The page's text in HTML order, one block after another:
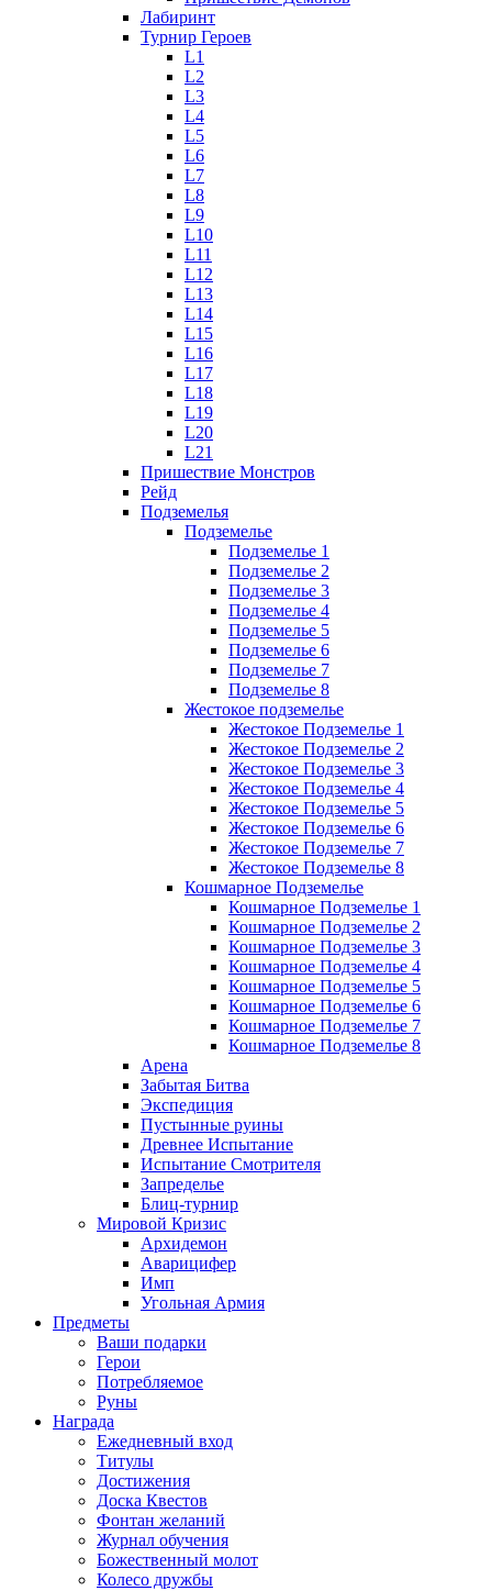
Лабиринт
Турнир Героев
L1
L2
L3
L4
L5
L6
L7
L8
L9
L10
L11
L12
L13
L14
L15
L16
L17
L18
L19
L20
L21
Пришествие Монстров
Рейд
Подземелья
Подземелье
Подземелье 1
Подземелье 2
Подземелье 3
Подземелье 4
Подземелье 5
Подземелье 6
Подземелье 7
Подземелье 8
Жестокое подземелье
Жестокое Подземелье 1
Жестокое Подземелье 2
Жестокое Подземелье 3
Жестокое Подземелье 4
Жестокое Подземелье 5
Жестокое Подземелье 6
Жестокое Подземелье 7
Жестокое Подземелье 8
Кошмарное Подземелье
Кошмарное Подземелье 1
Кошмарное Подземелье 2
Кошмарное Подземелье 3
Кошмарное Подземелье 4
Кошмарное Подземелье 5
Кошмарное Подземелье 6
Кошмарное Подземелье 7
Кошмарное Подземелье 8
Арена
Забытая Битва
Экспедиция
Пустынные руины
Древнее Испытание
Испытание Смотрителя
Запределье
Блиц-турнир
Мировой Кризис
Архидемон
Аварицифер
Имп
Угольная Армия
Предметы
Ваши подарки
Герои
Потребляемое
Руны
Награда
Ежедневный вход
Титулы
Достижения
Доска Квестов
Фонтан желаний
Журнал обучения
Божественный молот
Колесо дружбы